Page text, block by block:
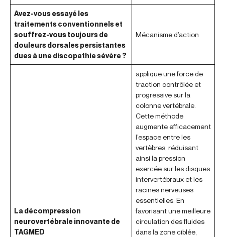
Avez-vous essayé les
traitements conventionnels et
souffrez-vous toujours de
douleurs dorsales persistantes
dues à une discopathie sévère ?
Mécanisme d’action
La décompression
neurovertébrale innovante de
TAGMED
applique une force de
traction contrôlée et
progressive sur la
colonne vertébrale.
Cette méthode
augmente efficacement
l’espace entre les
vertèbres, réduisant
ainsi la pression
exercée sur les disques
intervertébraux et les
racines nerveuses
essentielles. En
favorisant une meilleure
circulation des fluides
dans la zone ciblée,